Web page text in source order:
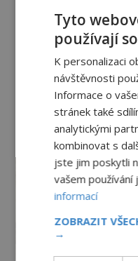
Tyto
používají
K personalizaci
návštěvnosti
Informace o
stránek také
analytickými
kombinovat s
jste jim poskytli
vašem používání
informací
ZOBRAZIT
→